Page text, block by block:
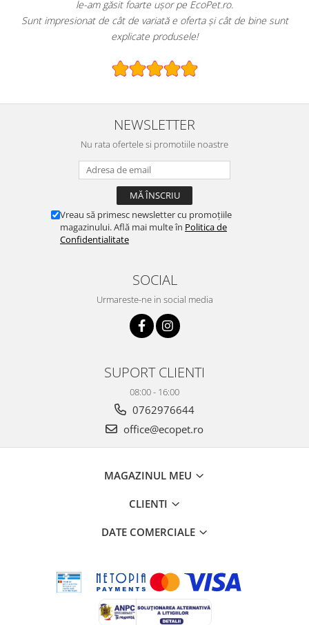
le-am găsit foarte ușor pe EcoPet.ro.
Sunt impresionat de cât de variată e oferta și cât de bine sunt
explicate produsele!
NEWSLETTER
Nu rata ofertele si promotiile noastre
Vreau să primesc newsletter cu promoțiile
magazinului. Află mai multe în Politica de
Confidentialitate
SOCIAL
Urmareste-ne in social media
SUPORT CLIENTI
08:00 - 16:00
0762976644
office@ecopet.ro
MAGAZINUL MEU
CLIENTI
DATE COMERCIALE